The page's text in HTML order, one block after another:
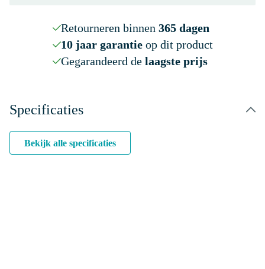
Retourneren binnen 365 dagen
10 jaar garantieop dit product
Gegarandeerd de laagste prijs
Specificaties
Bekijk alle specificaties